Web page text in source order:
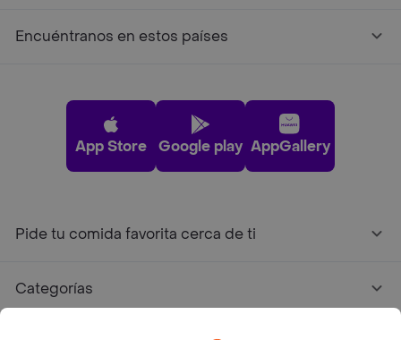
Encuéntranos en estos países
App Store Google play AppGallery
Pide tu comida favorita cerca de ti
Categorías